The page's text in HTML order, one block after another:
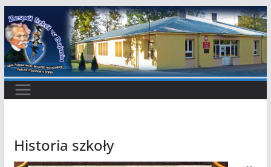
Przejdź
do
treści
Historia szkoły